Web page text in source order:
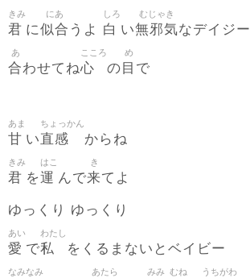
君
きみ
に似合
にあ
うよ 白
しろ
い無邪気
むじゃき
なデイジー
合
あ
わせてね心
こころ
の 目
め
で
甘
あま
い直感
ちょっかん
からね
君
きみ
を運
はこ
んで来
き
てよ
ゆっくり ゆっくり
愛
あい
で私
わたし
をくるまないとベイビー
なみなみ あたら みみ むね うちがわ